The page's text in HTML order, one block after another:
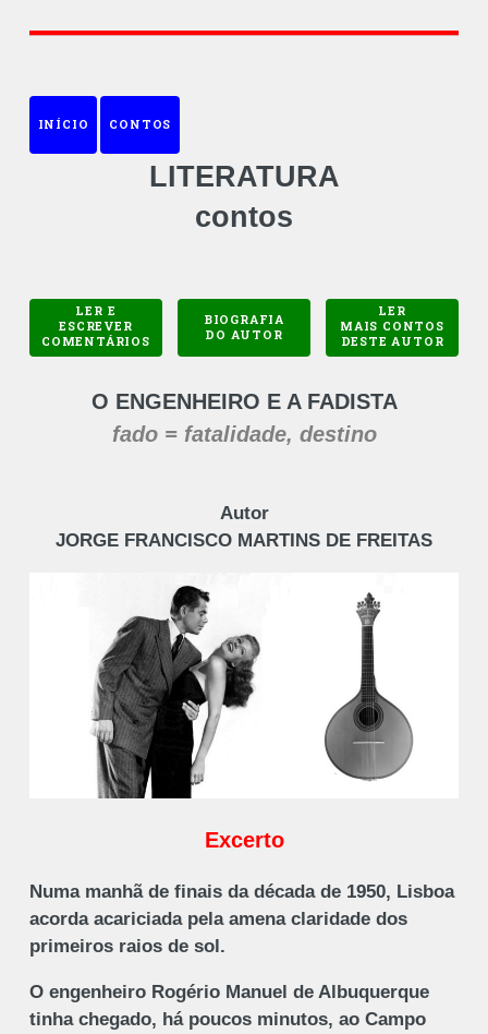
INÍCIO CONTOS
LITERATURA
contos
LER E
ESCREVER
COMENTÁRIOS
BIOGRAFIA
DO AUTOR
LER
MAIS CONTOS
DESTE AUTOR
O ENGENHEIRO E A FADISTA
fado = fatalidade, destino
Autor
JORGE FRANCISCO MARTINS DE FREITAS
Excerto
Numa manhã de finais da década de 1950, Lisboa
acorda acariciada pela amena claridade dos
primeiros raios de sol.
O engenheiro Rogério Manuel de Albuquerque
tinha chegado, há poucos minutos, ao Campo